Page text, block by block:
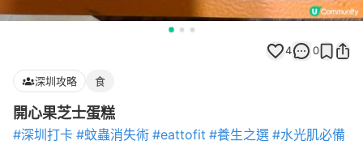
4 0
深圳攻略 食
開心果芝士蛋糕
#深圳打卡 #蚊蟲消失術 #eattofit #養生之選 #水光肌必備